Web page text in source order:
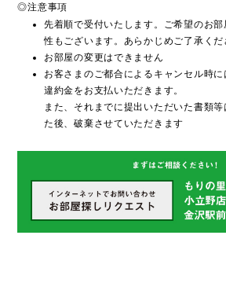
◎注意事項
先着順で受付いたします。ご希望のお
性もございます。あらかじめご了承くだ
お部屋の変更はできません
お客さまのご都合によるキャンセル時
違約金をお支払いただきます。
また、それまでに提出いただいた書類
た後、破棄させていただきます